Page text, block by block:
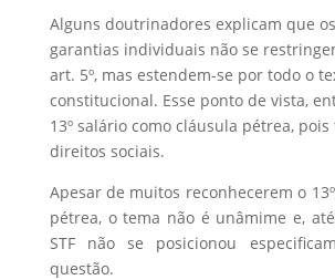
Alguns doutrinadores explicam que
garantias individuais não se
art. 5º, mas estendem-se por todo o
constitucional. Esse ponto de vista,
13º salário como cláusula pétrea,
direitos sociais.
Apesar de muitos reconhecerem o
pétrea, o tema não é unâmime e,
STF não se posicionou
questão.